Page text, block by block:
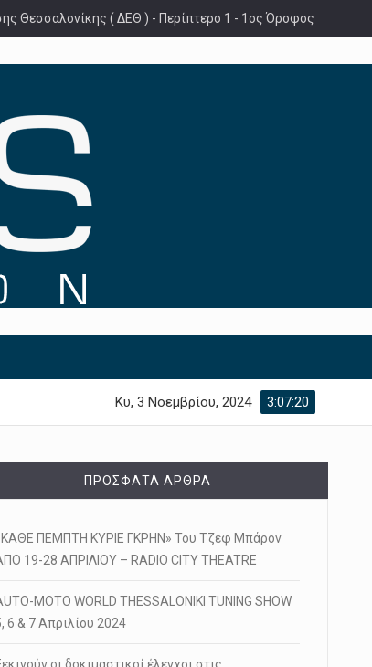
Θεσσαλονίκης ( ΔΕΘ ) - Περίπτερο 1 - 1ος Όροφος
3:07:21
Κυ, 3 Νοεμβρίου, 2024
ΠΡΌΣΦΑΤΑ ΆΡΘΡΑ
ΠΕΜΠΤΗ ΚΥΡΙΕ ΓΚΡΗΝ» Του Τζεφ Μπάρον
19-28 ΑΠΡΙΛΙΟΥ – RADIO CITY THEATRE
MOTO WORLD THESSALONIKI TUNING SHOW
6 & 7 Απριλίου 2024